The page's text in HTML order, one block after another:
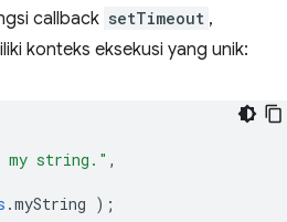
callback setTimeout ,
konteks eksekusi yang unik:
string." ,
.myString );